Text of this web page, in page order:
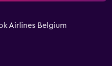
Airlines Belgium